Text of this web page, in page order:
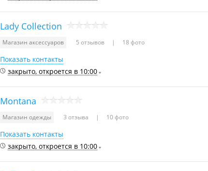
Lady Collection
Магазин аксессуаров 5 отзывов 18 фото
Показать контакты
закрыто, откроется в 10:00
Montana
Магазин одежды 3 отзыва 10 фото
Показать контакты
закрыто, откроется в 10:00